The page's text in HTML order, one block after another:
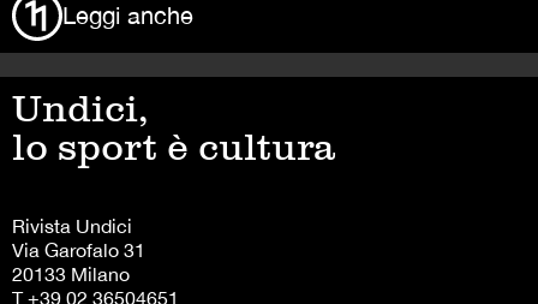
Leggi anche
Undici,
lo sport è cultura
Rivista Undici
Via Garofalo 31
20133 Milano
T +39 02 36504651